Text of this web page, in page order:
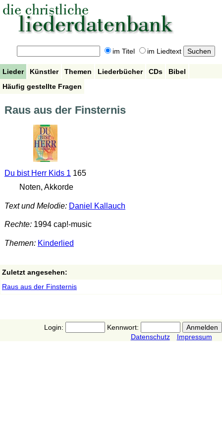
im Titel im Liedtext
Lieder Künstler Themen Liederbücher CDs
Bibel
Häufig gestellte Fragen
Raus aus der Finsternis
Du bist Herr Kids 1 165
Noten, Akkorde
Text und Melodie: Daniel Kallauch
Rechte:1994 cap!-music
Themen: Kinderlied
Zuletzt angesehen:
Raus aus der Finsternis
Login:
Kennwort:
Datenschutz
Impressum